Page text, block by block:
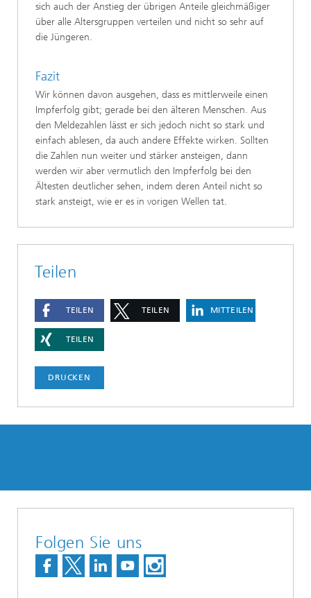
sich auch der Anstieg der übrigen Anteile gleichmäßiger
über alle Altersgruppen verteilen und nicht so sehr auf
die Jüngeren.
Fazit
Wir können davon ausgehen, dass es mittlerweile einen
Impferfolg gibt; gerade bei den älteren Menschen. Aus
den Meldezahlen lässt er sich jedoch nicht so stark und
einfach ablesen, da auch andere Effekte wirken. Sollten
die Zahlen nun weiter und stärker ansteigen, dann
werden wir aber vermutlich den Impferfolg bei den
Ältesten deutlicher sehen, indem deren Anteil nicht so
stark ansteigt, wie er es in vorigen Wellen tat.
Teilen
TEILEN TEILEN MITTEILEN
TEILEN
DRUCKEN
Folgen Sie uns